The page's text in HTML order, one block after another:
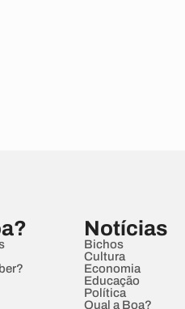
Notícias
Bichos
Cultura
Economia
Educação
Política
Qual a Boa?